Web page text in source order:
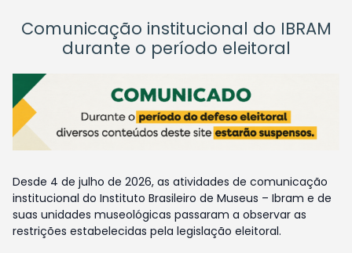
Comunicação institucional do IBRAM
durante o período eleitoral
Desde 4 de julho de 2026, as atividades de comunicação
institucional do Instituto Brasileiro de Museus – Ibram e de
suas unidades museológicas passaram a observar as
restrições estabelecidas pela legislação eleitoral.